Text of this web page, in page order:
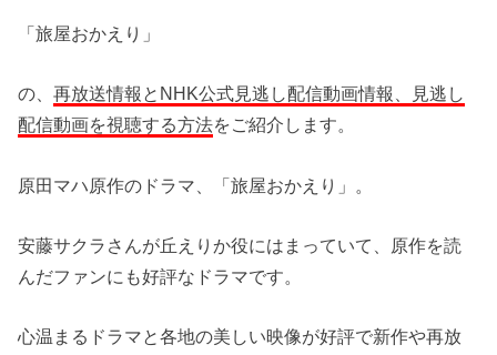
「旅屋おかえり」
の、再放送情報とNHK公式見逃し配信動画情報、見逃し
配信動画を視聴する方法をご紹介します。
原田マハ原作のドラマ、「旅屋おかえり」。
安藤サクラさんが丘えりか役にはまっていて、原作を読
んだファンにも好評なドラマです。
心温まるドラマと各地の美しい映像が好評で新作や再放